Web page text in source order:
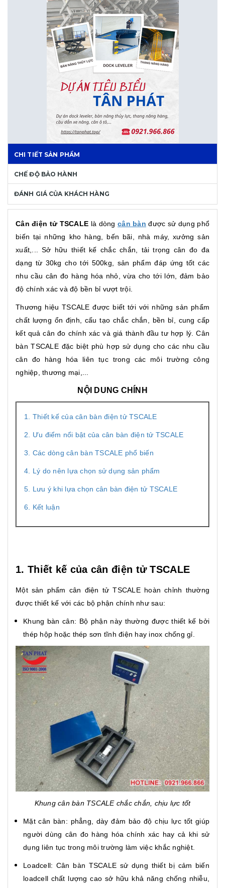
CHI TIẾT SẢN PHẨM
CHẾ ĐỘ BẢO HÀNH
ĐÁNH GIÁ CỦA KHÁCH HÀNG
Cân điện tử TSCALE là dòng cân bàn được sử dụng phổ
biến tại những kho hàng, bến bãi, nhà máy, xưởng sản
xuất,... Sở hữu thiết kế chắc chắn, tải trọng cân đo đa
dạng từ 30kg cho tới 500kg, sản phẩm đáp ứng tốt các
nhu cầu cân đo hàng hóa nhỏ, vừa cho tới lớn, đảm bảo
độ chính xác và độ bền bỉ vượt trội.
Thương hiệu TSCALE được biết tới với những sản phẩm
chất lượng ổn định, cấu tạo chắc chắn, bền bỉ, cung cấp
kết quả cân đo chính xác và giá thành đầu tư hợp lý. Cân
bàn TSCALE đặc biệt phù hợp sử dụng cho các nhu cầu
cân đo hàng hóa liên tục trong các môi trường công
nghiệp, thương mại,...
NỘI DUNG CHÍNH
1. Thiết kế của cân bàn điện tử TSCALE
2. Ưu điểm nổi bật của cân bàn điện tử TSCALE
3. Các dòng cân bàn TSCALE phổ biến
4. Lý do nên lựa chọn sử dụng sản phẩm
5. Lưu ý khi lựa chọn cân bàn điện tử TSCALE
6. Kết luận
1. Thiết kế của cân điện tử TSCALE
Một sản phẩm cân điện tử TSCALE hoàn chỉnh thường
được thiết kế với các bộ phận chính như sau:
Khung bàn cân: Bộ phận này thường được thiết kế bởi
thép hộp hoặc thép sơn tĩnh điện hay inox chống gỉ.
Khung cân bàn TSCALE chắc chắn, chịu lực tốt
Mặt cân bàn: phẳng, dày đảm bảo độ chịu lực tốt giúp
người dùng cân đo hàng hóa chính xác hay cả khi sử
dụng liên tục trong môi trường làm việc khắc nghiệt.
Loadcell: Cân bàn TSCALE sử dụng thiết bị cảm biến
loadcell chất lượng cao sở hữu khả năng chống nhiễu,